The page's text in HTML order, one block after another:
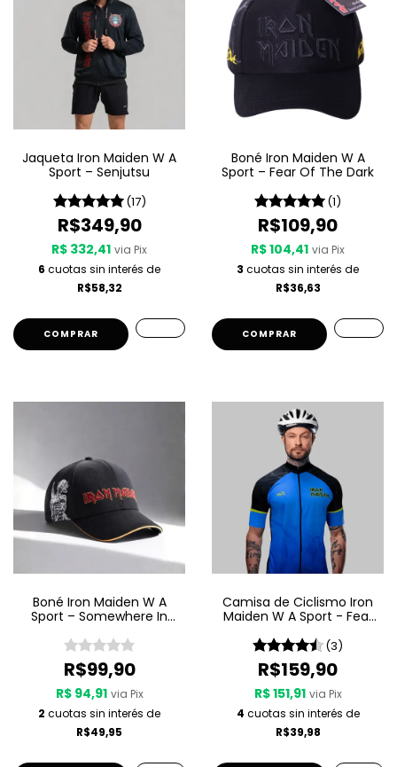
Jaqueta Iron Maiden W A
Sport – Senjutsu
(17)
R$349,90
R$ 332,41 via Pix
6 cuotas sin interés de
R$58,32
COMPRAR
Boné Iron Maiden W A
Sport – Fear Of The Dark
(1)
R$109,90
R$ 104,41 via Pix
3 cuotas sin interés de
R$36,63
Boné Iron Maiden W A
Sport – Somewhere In
R$99,90
R$ 94,91 via Pix
2 cuotas sin interés de
R$49,95
Camisa de Ciclismo Iron
Maiden W A Sport - Fear
(3)
R$159,90
R$ 151,91 via Pix
4 cuotas sin interés de
R$39,98